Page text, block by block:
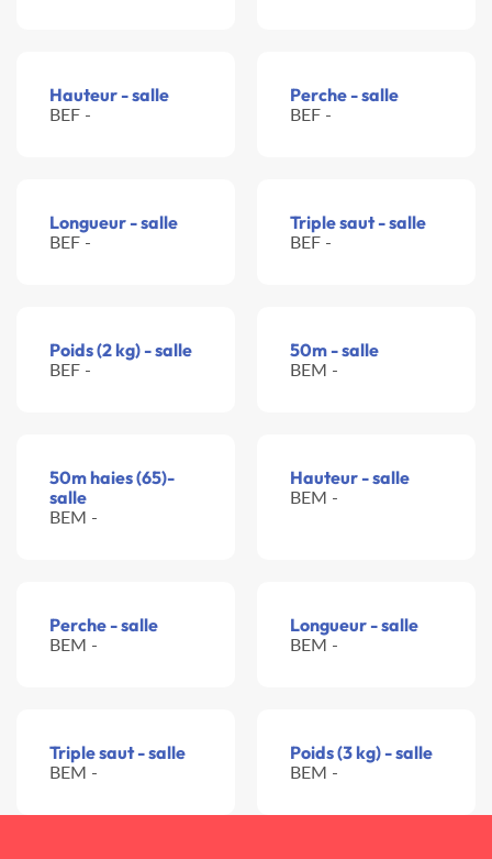
Hauteur - salle
BEF -
Perche - salle
BEF -
Longueur - salle
BEF -
Triple saut - salle
BEF -
Poids (2 kg) - salle
BEF -
50m - salle
BEM -
50m haies (65)-
salle
BEM -
Hauteur - salle
BEM -
Perche - salle
BEM -
Longueur - salle
BEM -
Triple saut - salle
BEM -
Poids (3 kg) - salle
BEM -